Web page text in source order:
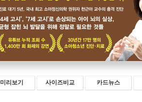
미리보기 사이즈비교 카드뉴스